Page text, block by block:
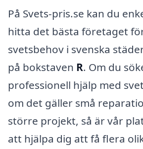
På Svets-pris.se kan du
hitta det bästa företaget
svetsbehov i svenska
på bokstaven R. Om du
professionell hjälp med
om det gäller små
större projekt, så är vår
att hjälpa dig att få flera